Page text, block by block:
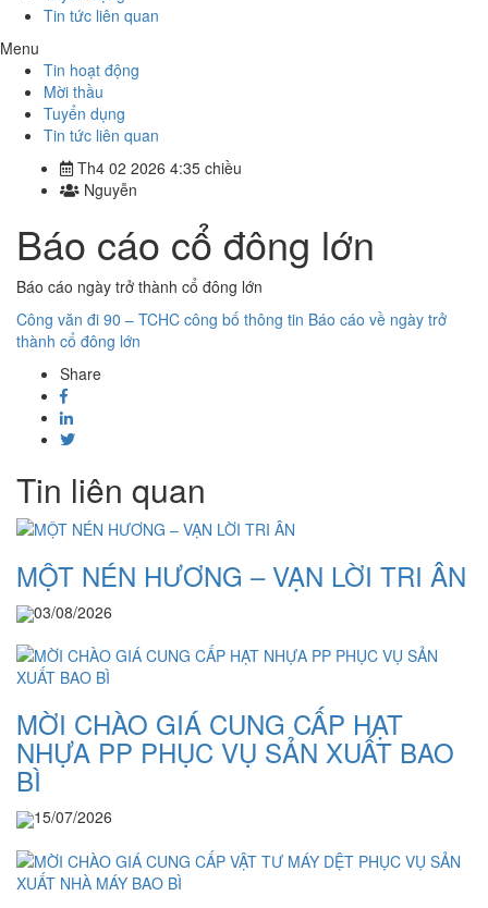
Tin tức liên quan
Menu
Tin hoạt động
Mời thầu
Tuyển dụng
Tin tức liên quan
Th4 02 2026 4:35 chiều
Nguyễn
Báo cáo cổ đông lớn
Báo cáo ngày trở thành cổ đông lớn
Công văn đi 90 – TCHC công bố thông tin Báo cáo về ngày trở
thành cổ đông lớn
Share
Tin liên quan
MỘT NÉN HƯƠNG – VẠN LỜI TRI ÂN
03/08/2026
MỜI CHÀO GIÁ CUNG CẤP HẠT
NHỰA PP PHỤC VỤ SẢN XUẤT BAO
BÌ
15/07/2026